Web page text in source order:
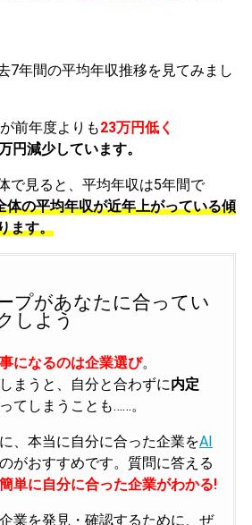
7年間の平均年収推移を見てみまし
前年度よりも23万円低く
円減少しています。
で見ると、平均年収は5年間で
体の平均年収が近年上がっている傾
ます。
プがあなたに合ってい
しよう
になるのは企業選び。
まうと、自分と合わずに内定
てしまうことも……。
、本当に自分に合った企業をAI
のがおすすめです。質問に答える
単に自分に合った企業がわかる!
業を発見・確認するために、ぜ